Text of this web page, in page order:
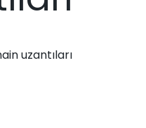
uzantıları